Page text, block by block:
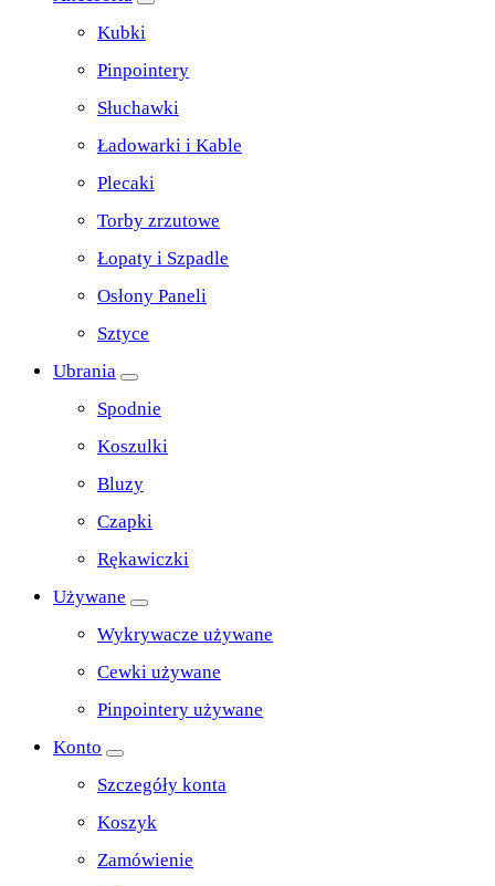
Kubki
Pinpointery
Słuchawki
Ładowarki i Kable
Plecaki
Torby zrzutowe
Łopaty i Szpadle
Osłony Paneli
Sztyce
Ubrania
Spodnie
Koszulki
Bluzy
Czapki
Rękawiczki
Używane
Wykrywacze używane
Cewki używane
Pinpointery używane
Konto
Szczegóły konta
Koszyk
Zamówienie